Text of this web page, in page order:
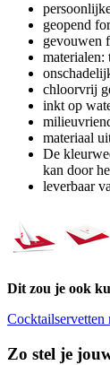
geopend
gevouwen
materialen:
chloorvrij
inkt op
materiaal
De
kan door
leverbaar
Dit zou je ook
Zo stel je